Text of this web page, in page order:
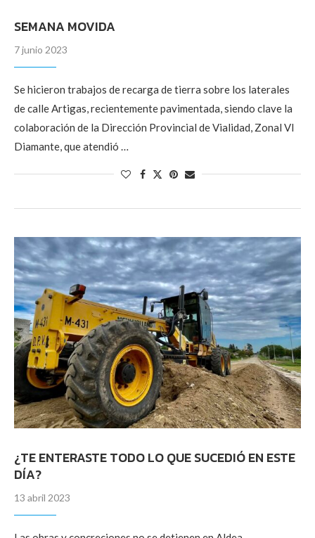
SEMANA MOVIDA
7 junio 2023
Se hicieron trabajos de recarga de tierra sobre los laterales
de calle Artigas, recientemente pavimentada, siendo clave la
colaboración de la Dirección Provincial de Vialidad, Zonal Vl
Diamante, que atendió …
¿TE ENTERASTE TODO LO QUE SUCEDIÓ EN ESTE
DÍA?
13 abril 2023